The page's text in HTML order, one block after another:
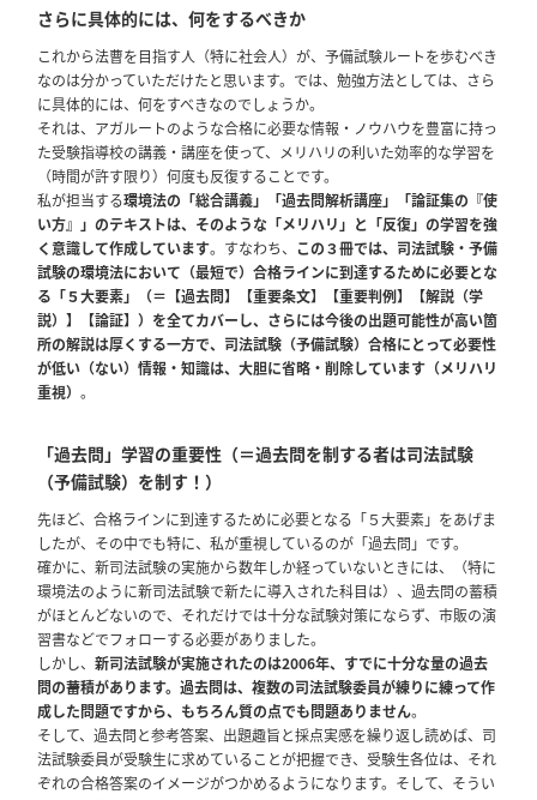
さらに具体的には、何をするべきか
これから法曹を目指す人（特に社会人）が、予備試験ルートを歩むべき
なのは分かっていただけたと思います。では、勉強方法としては、さら
に具体的には、何をすべきなのでしょうか。
それは、アガルートのような合格に必要な情報・ノウハウを豊富に持っ
た受験指導校の講義・講座を使って、メリハリの利いた効率的な学習を
（時間が許す限り）何度も反復することです。
私が担当する環境法の「総合講義」「過去問解析講座」「論証集の『使
い方』」のテキストは、そのような「メリハリ」と「反復」の学習を強
く意識して作成しています。すなわち、 この３冊では、司法試験・予備
試験の環境法において（最短で）合格ラインに到達するために必要とな
る「５大要素」（＝【過去問】【重要条文】【重要判例】【解説（学
説）】【論証】）を全てカバーし、さらには今後の出題可能性が高い箇
所の解説は厚くする一方で、司法試験（予備試験）合格にとって必要性
が低い（ない）情報・知識は、大胆に省略・削除しています（メリハリ
重視） 。
「過去問」学習の重要性（＝過去問を制する者は司法試験
（予備試験）を制す！）
先ほど、合格ラインに到達するために必要となる「５大要素」をあげま
したが、その中でも特に、私が重視しているのが「過去問」です。
確かに、新司法試験の実施から数年しか経っていないときには、（特に
環境法のように新司法試験で新たに導入された科目は）、過去問の蓄積
がほとんどないので、それだけでは十分な試験対策にならず、市販の演
習書などでフォローする必要がありました。
しかし、 新司法試験が実施されたのは2006年、すでに十分な量の過去
問の蓄積があります。過去問は、複数の司法試験委員が練りに練って作
成した問題ですから、もちろん質の点でも問題ありません。
そして、過去問と参考答案、出題趣旨と採点実感を繰り返し読めば、司
法試験委員が受験生に求めていることが把握でき、受験生各位は、それ
ぞれの合格答案のイメージがつかめるようになります。そして、そうい